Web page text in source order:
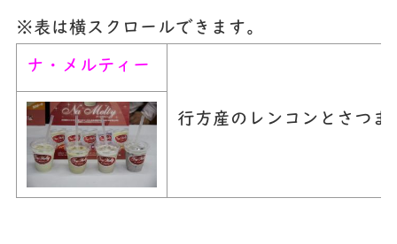
※表は横スクロールできます。
ナ・メルティー
行方産のレンコンとさつ